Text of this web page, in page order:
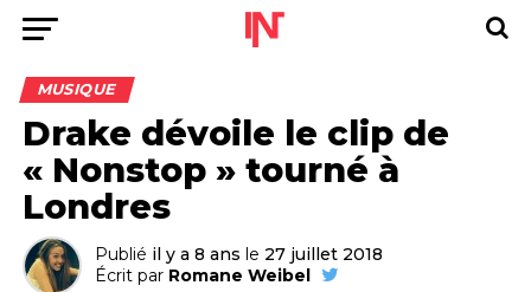
MUSIQUE
Drake dévoile le clip de
« Nonstop » tourné à
Londres
Publié il y a 8 ans le 27 juillet 2018
Écrit par Romane Weibel